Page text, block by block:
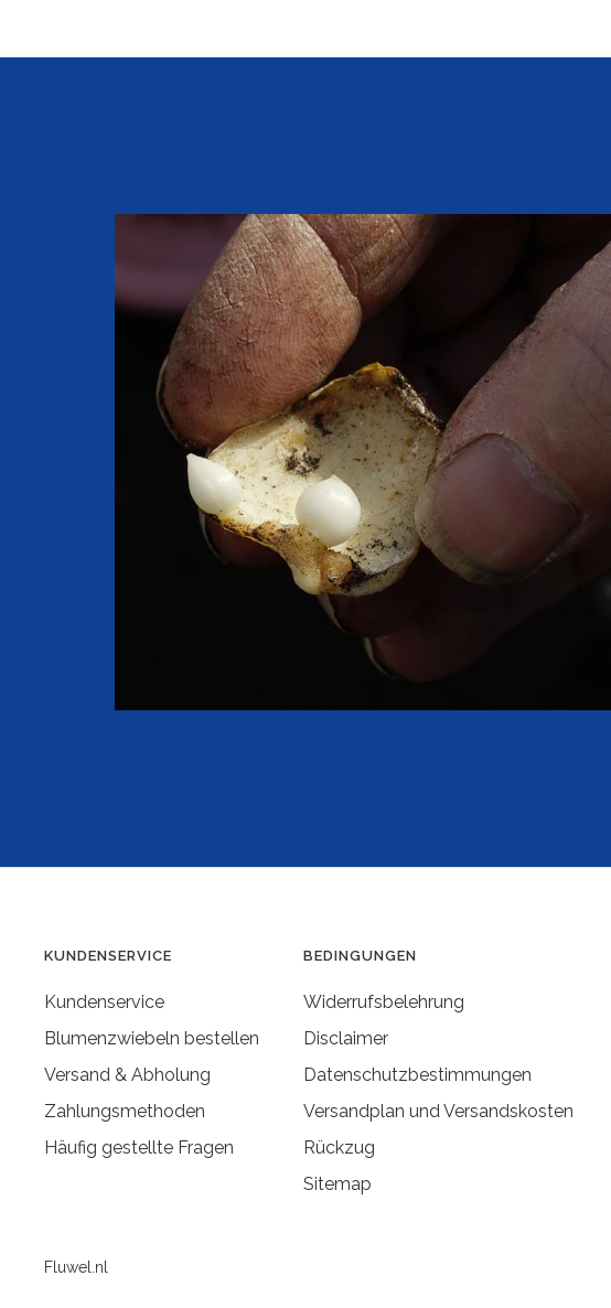
KUNDENSERVICE
Kundenservice
Blumenzwiebeln bestellen
Versand & Abholung
Zahlungsmethoden
Häufig gestellte Fragen
BEDINGUNGEN
Widerrufsbelehrung
Disclaimer
Datenschutzbestimmungen
Versandplan und Versandskosten
Rückzug
Sitemap
Fluwel.nl